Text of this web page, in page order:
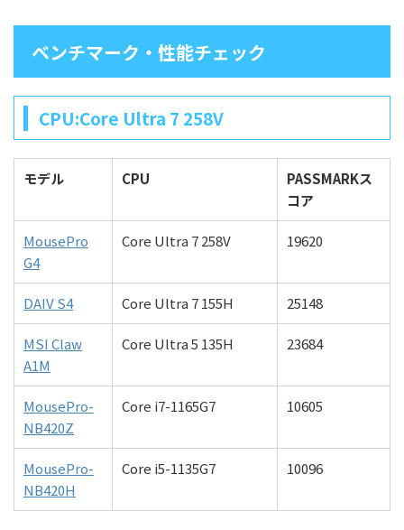
ベンチマーク・性能チェック
CPU:Core Ultra 7 258V
モデル CPU
PASSMARKス
コア
MousePro
G4
Core Ultra 7 258V 19620
DAIV S4 Core Ultra 7 155H 25148
MSI Claw
A1M
Core Ultra 5 135H 23684
MousePro-
NB420Z
Core i7-1165G7 10605
MousePro-
NB420H
Core i5-1135G7 10096